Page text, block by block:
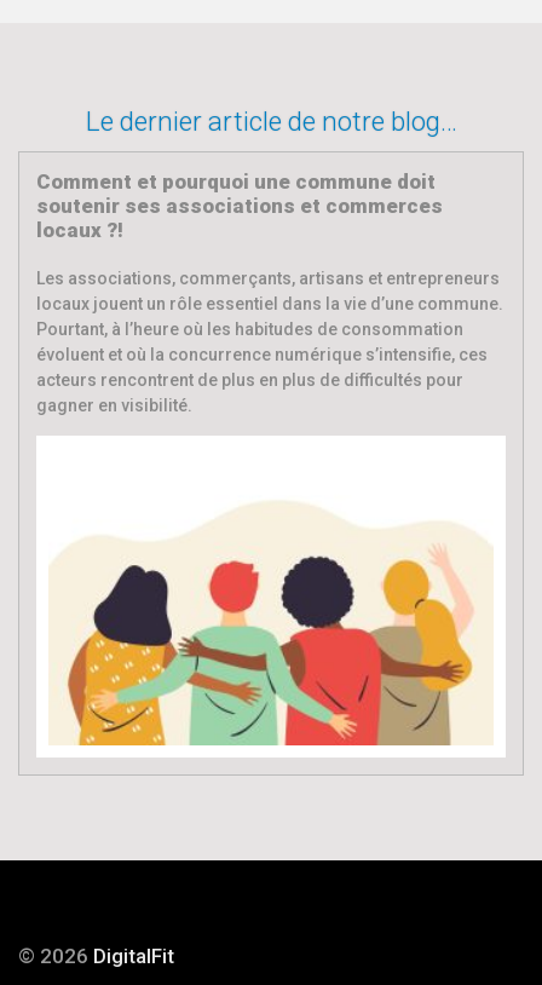
Le dernier article de notre blog…
Comment et pourquoi une commune doit
soutenir ses associations et commerces
locaux ?!
Les associations, commerçants, artisans et entrepreneurs
locaux jouent un rôle essentiel dans la vie d’une commune.
Pourtant, à l’heure où les habitudes de consommation
évoluent et où la concurrence numérique s’intensifie, ces
acteurs rencontrent de plus en plus de difficultés pour
gagner en visibilité.
© 2026 DigitalFit